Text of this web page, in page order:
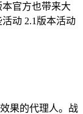
官方也带来大
动 2.1版本活动
果的代理人。战